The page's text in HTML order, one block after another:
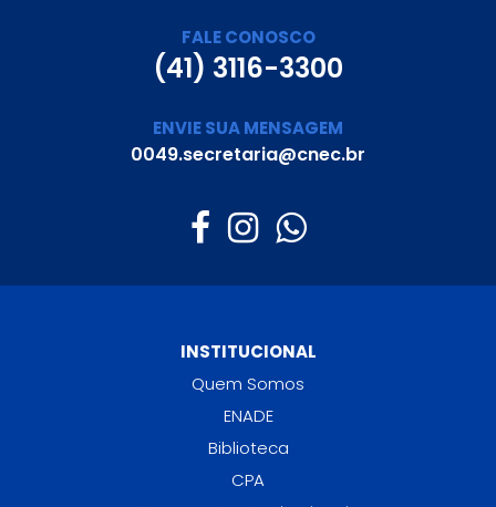
FALE CONOSCO
(41) 3116-3300
ENVIE SUA MENSAGEM
0049.secretaria@cnec.br
INSTITUCIONAL
Quem Somos
ENADE
Biblioteca
CPA